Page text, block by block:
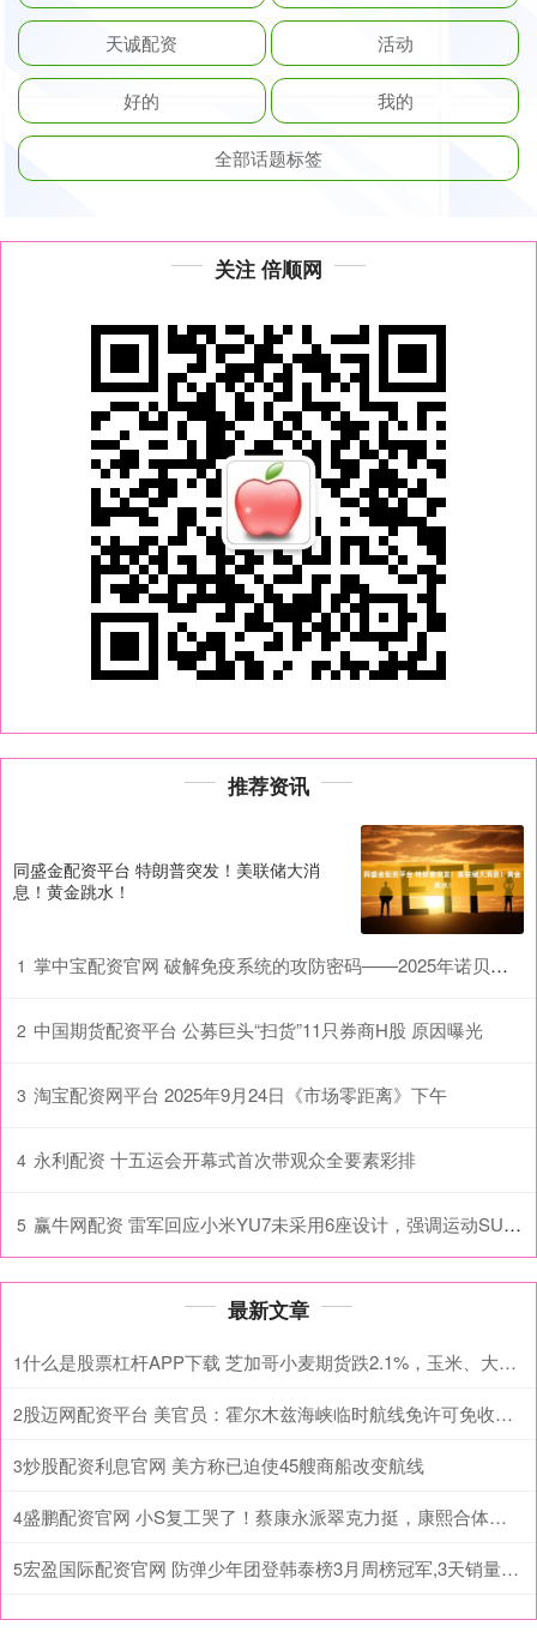
天诚配资 活动
好的 我的
全部话题标签
关注 倍顺网
推荐资讯
同盛金配资平台 特朗普突发！美联储大消
息！黄金跳水！
1 掌中宝配资官网 破解免疫系统的攻防密码——2025年诺贝尔生理学或医学奖解读
2 中国期货配资平台 公募巨头“扫货”11只券商H股 原因曝光
3 淘宝配资网平台 2025年9月24日《市场零距离》下午
4 永利配资 十五运会开幕式首次带观众全要素彩排
5 赢牛网配资 雷军回应小米YU7未采用6座设计，强调运动SUV定位_全系_标配_用户
最新文章
1 什么是股票杠杆APP下载 芝加哥小麦期货跌2.1%，玉米、大豆至少跌超1.2%
2 股迈网配资平台 美官员：霍尔木兹海峡临时航线免许可免收费，特朗普对伊朗谈判大门仍敞开
3炒股配资利息官网 美方称已迫使45艘商船改变航线
4 盛鹏配资官网 小S复工哭了！蔡康永派翠克力挺，康熙合体看哭全网
5 宏盈国际配资官网 防弹少年团登韩泰榜3月周榜冠军,3天销量破400万张创K